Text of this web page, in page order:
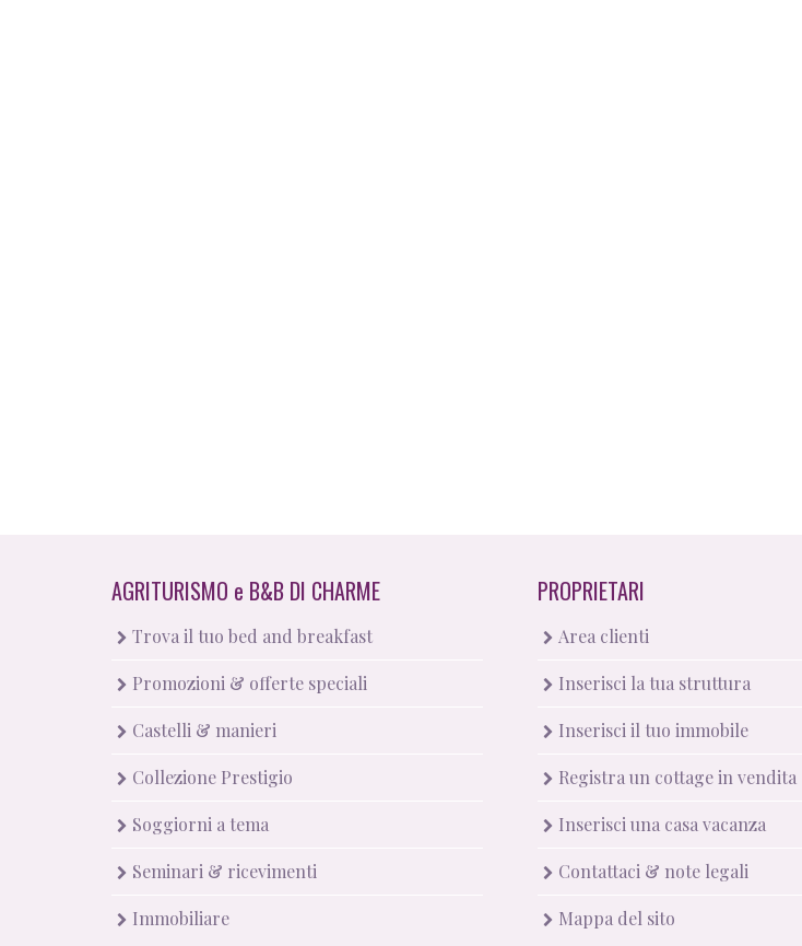
AGRITURISMO e B&B DI CHARME
Trova il tuo bed and breakfast
Promozioni & offerte speciali
Castelli & manieri
Collezione Prestigio
Soggiorni a tema
Seminari & ricevimenti
Immobiliare
PROPRIETARI
Area clienti
Inserisci la tua struttura
Inserisci il tuo immobile
Registra un cottage in vendita
Inserisci una casa vacanza
Contattaci & note legali
Mappa del sito